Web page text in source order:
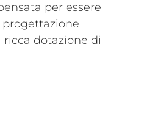
per essere
dotazione di